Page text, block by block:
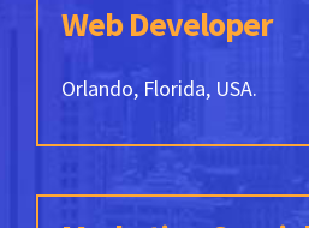
Web Developer
Orlando, Florida, USA.